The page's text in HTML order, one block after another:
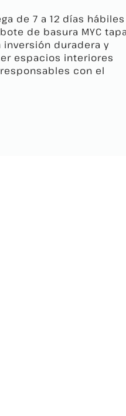
de 7 a 12 días hábiles
de basura MYC
duradera y
espacios interiores
con el